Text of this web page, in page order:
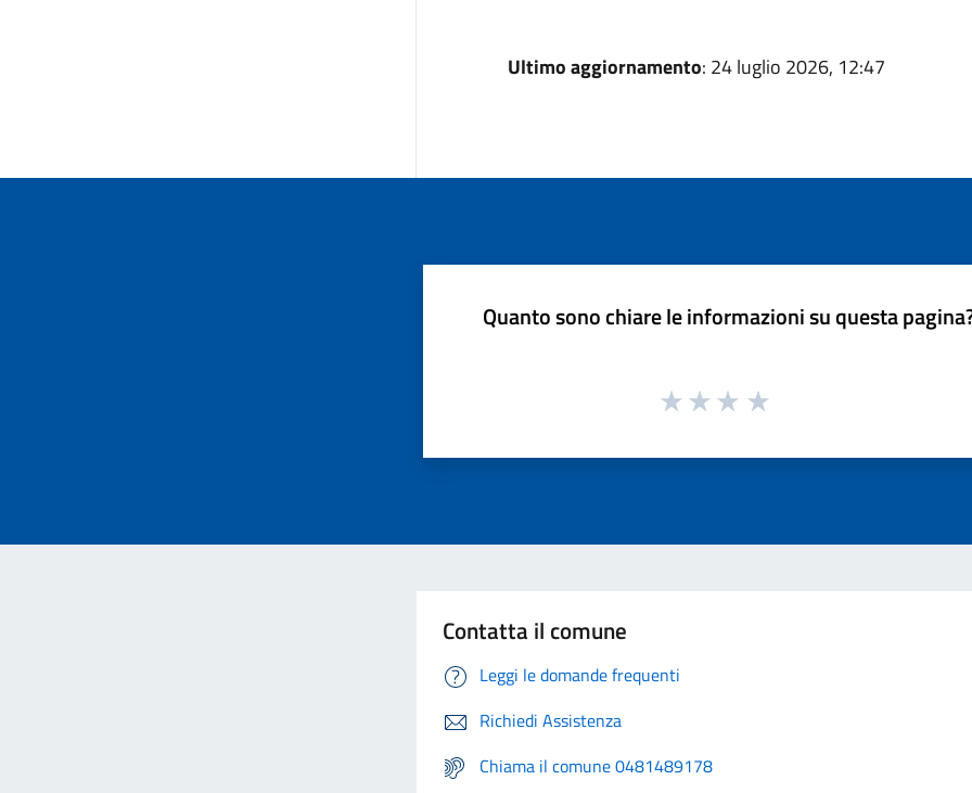
Ultimo aggiornamento: 24 luglio 2026, 12:47
Quanto sono chiare le informazioni su questa
Contatta il comune
Leggi le domande frequenti
Richiedi Assistenza
Chiama il comune 0481489178